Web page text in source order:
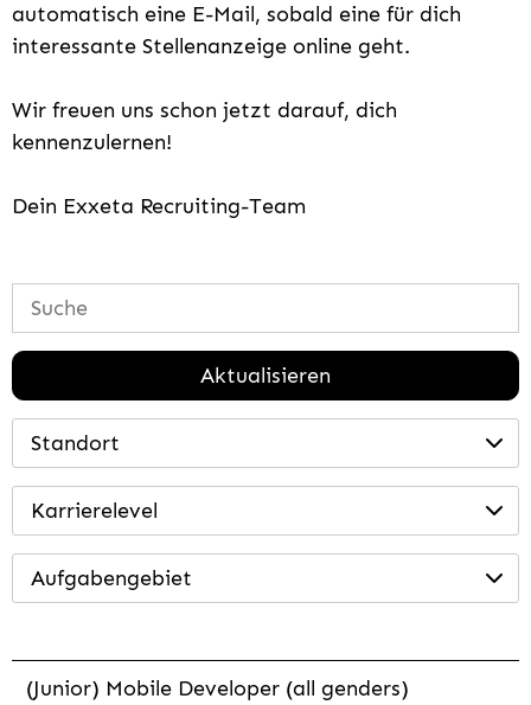
automatisch eine E-Mail, sobald eine für dich
interessante Stellenanzeige online geht.
Wir freuen uns schon jetzt darauf, dich
kennenzulernen!
Dein Exxeta Recruiting-Team
Aktualisieren
Standort
Karrierelevel
Aufgabengebiet
(Junior) Mobile Developer (all genders)